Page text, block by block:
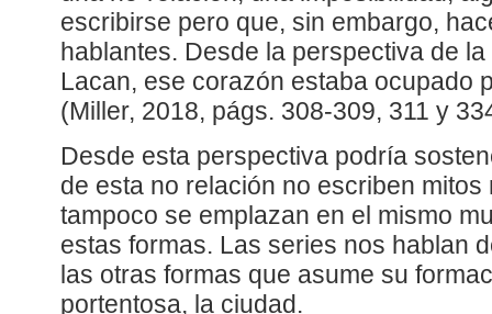
escribirse pero que, sin embargo,
hablantes. Desde la perspectiva de
Lacan, ese corazón estaba ocupado
(Miller, 2018, págs. 308-309, 311 y
Desde esta perspectiva podría
de esta no relación no escriben
tampoco se emplazan en el mismo
estas formas. Las series nos hablan
las otras formas que asume su
portentosa, la ciudad.